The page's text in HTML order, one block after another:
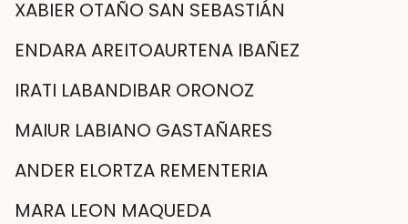
XABIER OTAÑO SAN SEBASTIÁN
ENDARA AREITOAURTENA IBAÑEZ
IRATI LABANDIBAR ORONOZ
MAIUR LABIANO GASTAÑARES
ANDER ELORTZA REMENTERIA
MARA LEON MAQUEDA